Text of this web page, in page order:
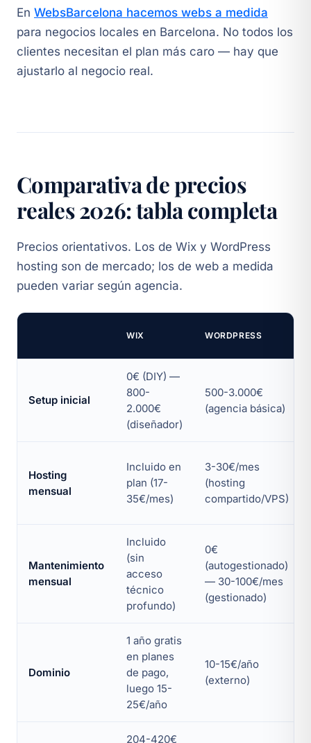
En WebsBarcelona hacemos webs a medida
para negocios locales en Barcelona. No todos los
clientes necesitan el plan más caro — hay que
ajustarlo al negocio real.
Comparativa de precios
reales 2026: tabla completa
Precios orientativos. Los de Wix y WordPress
hosting son de mercado; los de web a medida
pueden variar según agencia.
WIX WORDPRESS
Setup inicial
0€ (DIY) —
800-
2.000€
(diseñador)
500-3.000€
(agencia básica)
Hosting
mensual
Incluido en
plan (17-
35€/mes)
3-30€/mes
(hosting
compartido/VPS)
Mantenimiento
mensual
Incluido
(sin
acceso
técnico
profundo)
0€
(autogestionado)
— 30-100€/mes
(gestionado)
Dominio
1 año gratis
en planes
de pago,
luego 15-
25€/año
10-15€/año
(externo)
204-420€